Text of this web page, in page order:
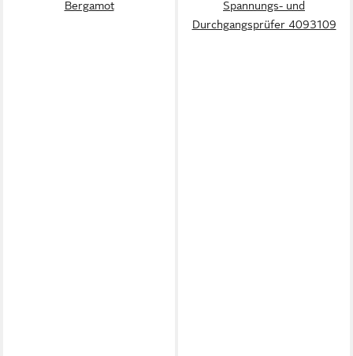
Bergamot
Spannungs- und
Durchgangsprüfer 4093109